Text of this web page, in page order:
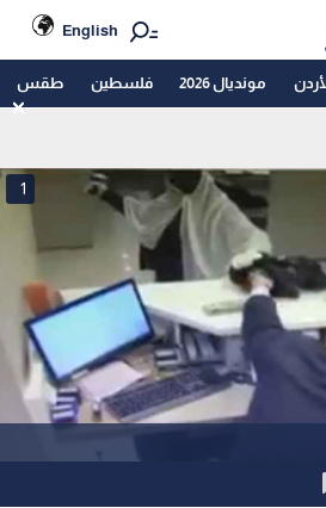
English
مونديال 2026 فلسطين طقس
1